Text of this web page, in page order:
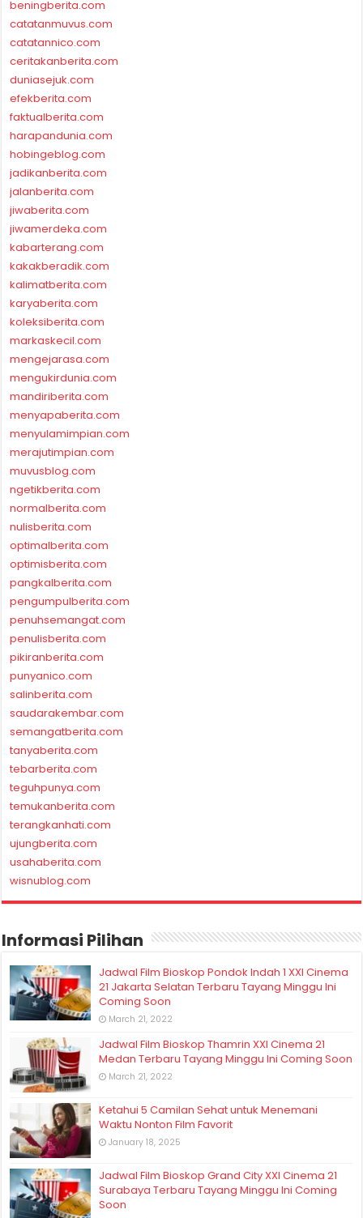
beningberita.com
catatanmuvus.com
catatannico.com
ceritakanberita.com
duniasejuk.com
efekberita.com
faktualberita.com
harapandunia.com
hobingeblog.com
jadikanberita.com
jalanberita.com
jiwaberita.com
jiwamerdeka.com
kabarterang.com
kakakberadik.com
kalimatberita.com
karyaberita.com
koleksiberita.com
markaskecil.com
mengejarasa.com
mengukirdunia.com
mandiriberita.com
menyapaberita.com
menyulamimpian.com
merajutimpian.com
muvusblog.com
ngetikberita.com
normalberita.com
nulisberita.com
optimalberita.com
optimisberita.com
pangkalberita.com
pengumpulberita.com
penuhsemangat.com
penulisberita.com
pikiranberita.com
punyanico.com
salinberita.com
saudarakembar.com
semangatberita.com
tanyaberita.com
tebarberita.com
teguhpunya.com
temukanberita.com
terangkanhati.com
ujungberita.com
usahaberita.com
wisnublog.com
Informasi Pilihan
Jadwal Film Bioskop Pondok Indah 1 XXI Cinema
21 Jakarta Selatan Terbaru Tayang Minggu Ini
Coming Soon
March 21, 2022
Jadwal Film Bioskop Thamrin XXI Cinema 21
Medan Terbaru Tayang Minggu Ini Coming Soon
March 21, 2022
Ketahui 5 Camilan Sehat untuk Menemani
Waktu Nonton Film Favorit
January 18, 2025
Jadwal Film Bioskop Grand City XXI Cinema 21
Surabaya Terbaru Tayang Minggu Ini Coming
Soon